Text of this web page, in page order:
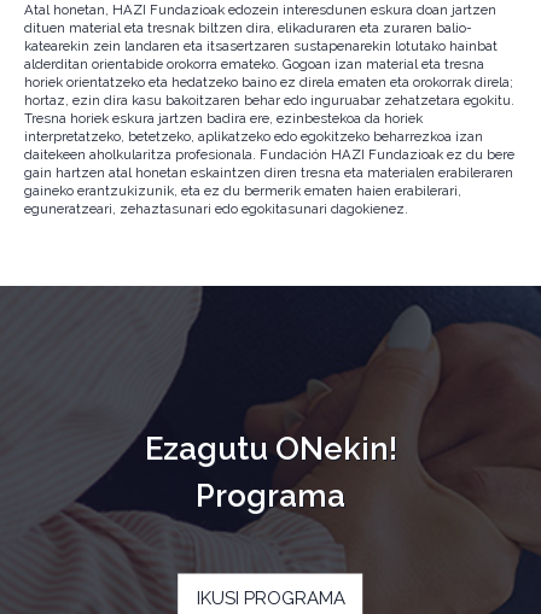
Atal honetan, HAZI Fundazioak edozein interesdunen eskura doan jartzen
dituen material eta tresnak biltzen dira, elikaduraren eta zuraren balio-
katearekin zein landaren eta itsasertzaren sustapenarekin lotutako hainbat
alderditan orientabide orokorra emateko. Gogoan izan material eta tresna
horiek orientatzeko eta hedatzeko baino ez direla ematen eta orokorrak direla;
hortaz, ezin dira kasu bakoitzaren behar edo inguruabar zehatzetara egokitu.
Tresna horiek eskura jartzen badira ere, ezinbestekoa da horiek
interpretatzeko, betetzeko, aplikatzeko edo egokitzeko beharrezkoa izan
daitekeen aholkularitza profesionala. Fundación HAZI Fundazioak ez du bere
gain hartzen atal honetan eskaintzen diren tresna eta materialen erabileraren
gaineko erantzukizunik, eta ez du bermerik ematen haien erabilerari,
eguneratzeari, zehaztasunari edo egokitasunari dagokienez.
Ezagutu ONekin!
Programa
IKUSI PROGRAMA